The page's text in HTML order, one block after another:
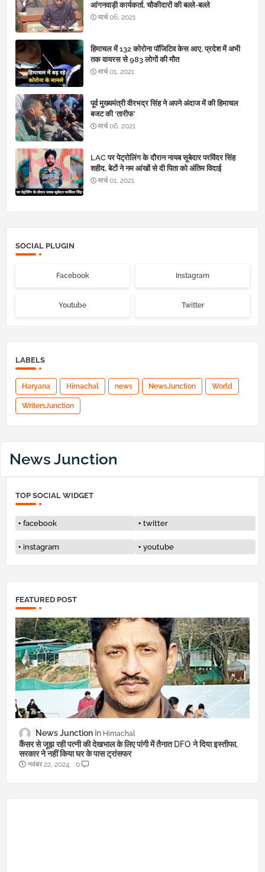
आंगनवाड़ी कार्यकर्ता, चौकीदारों की बल्ले-बल्ले
मार्च 06, 2021
हिमाचल में 132 कोरोना पॉजिटिव केस आए, प्रदेश में अभी
तक वायरस से 983 लोगों की मौत
मार्च 01, 2021
पूर्व मुख्यमंत्री वीरभद्र सिंह ने अपने अंदाज में की हिमाचल
बजट की ‘तारीफ’
मार्च 06, 2021
LAC पर पेट्रोलिंग के दौरान नायब सूबेदार परविंदर सिंह
शहीद, बेटों ने नम आंखों से दी पिता को अंतिम विदाई
मार्च 01, 2021
SOCIAL PLUGIN
Facebook Instagram
Youtube Twitter
LABELS
Haryana Himachal news NewsJunction World
WritersJunction
News Junction
TOP SOCIAL WIDGET
facebook twitter
instagram youtube
FEATURED POST
News Junction Himachal
कैंसर से जूझ रही पत्नी की देखभाल के लिए पांगी में तैनात DFO ने दिया इस्तीफा,
सरकार ने नहीं किया घर के पास ट्रांसफर
नवंबर 22, 2024 0